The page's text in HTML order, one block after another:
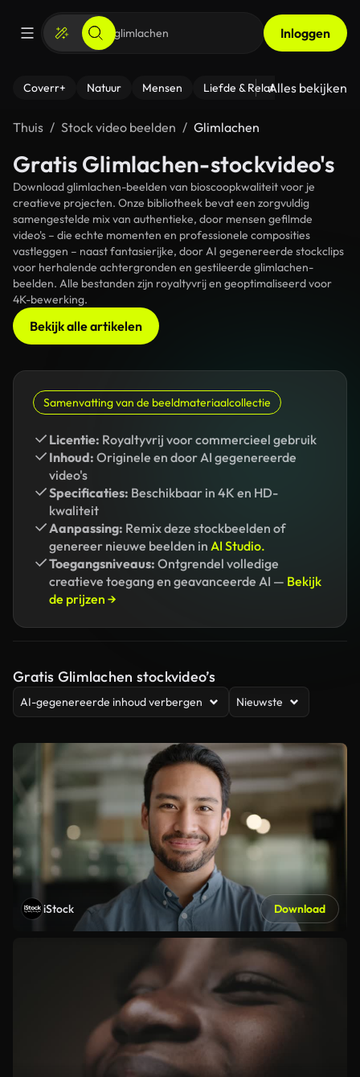
Inloggen
Coverr+ Natuur Mensen Liefde & Relaties - Fitness
Alles bekijken
Thuis Stock video beelden Glimlachen
Gratis Glimlachen-stockvideo's
Download glimlachen-beelden van bioscoopkwaliteit voor je
creatieve projecten. Onze bibliotheek bevat een zorgvuldig
samengestelde mix van authentieke, door mensen gefilmde
video's – die echte momenten en professionele composities
vastleggen – naast fantasierijke, door AI gegenereerde stockclips
voor herhalende achtergronden en gestileerde glimlachen-
beelden. Alle bestanden zijn royaltyvrij en geoptimaliseerd voor
4K-bewerking.
Bekijk alle artikelen
Samenvatting van de beeldmateriaalcollectie
Licentie: Royaltyvrij voor commercieel gebruik
Inhoud: Originele en door AI gegenereerde
video's
Specificaties: Beschikbaar in 4K en HD-
kwaliteit
Aanpassing: Remix deze stockbeelden of
genereer nieuwe beelden in AI Studio.
Toegangsniveaus: Ontgrendel volledige
creatieve toegang en geavanceerde AI — Bekijk
de prijzen →
Gratis Glimlachen stockvideo’s
AI-gegenereerde inhoud verbergen Nieuwste
iStock Download